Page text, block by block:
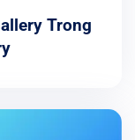
Trong